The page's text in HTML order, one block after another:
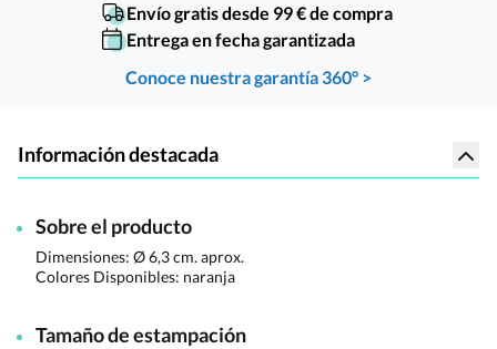
Envío gratis desde 99 € de compra
Entrega en fecha garantizada
Conoce nuestra garantía 360° >
Información destacada
Sobre el producto
Dimensiones: Ø 6,3 cm. aprox.
Colores Disponibles: naranja
Tamaño de estampación